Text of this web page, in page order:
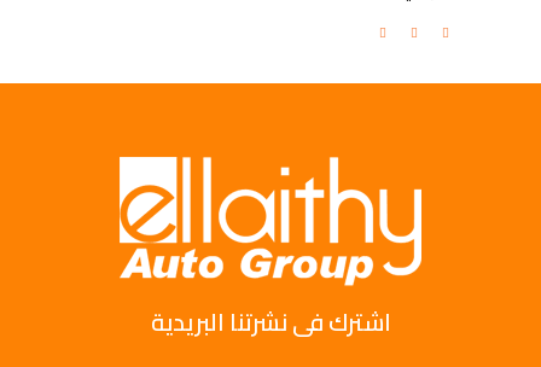
اشترك فى نشرتنا البريدية